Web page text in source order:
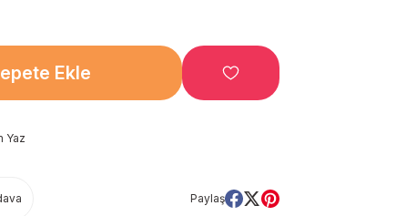
Ekle
Yaz
Paylaş